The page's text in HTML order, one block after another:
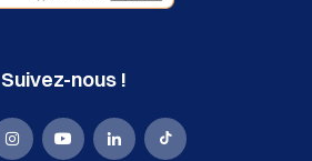
Suivez-nous !
La La La La